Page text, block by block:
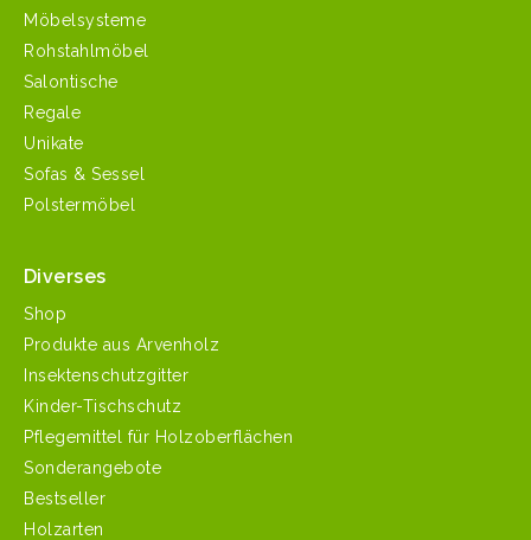
Möbelsysteme
Rohstahlmöbel
Salontische
Regale
Unikate
Sofas & Sessel
Polstermöbel
Diverses
Shop
Produkte aus Arvenholz
Insektenschutzgitter
Kinder-Tischschutz
Pflegemittel für Holzoberflächen
Sonderangebote
Bestseller
Holzarten